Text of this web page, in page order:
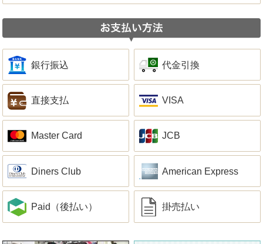
銀行振込 代金引換
直接支払 VISA
Master Card JCB
Diners Club American Express
Paid（後払い） 掛売払い